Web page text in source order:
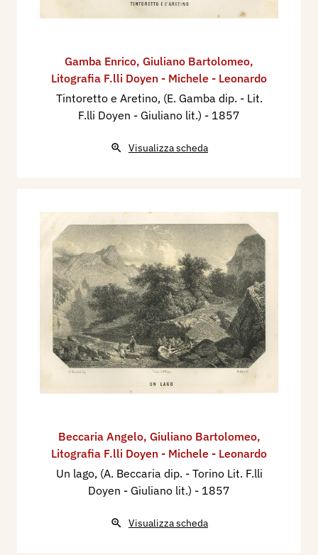
Gamba Enrico, Giuliano Bartolomeo,
Litografia F.lli Doyen - Michele - Leonardo
Tintoretto e Aretino, (E. Gamba dip. - Lit.
F.lli Doyen - Giuliano lit.) - 1857
Visualizza scheda
Beccaria Angelo, Giuliano Bartolomeo,
Litografia F.lli Doyen - Michele - Leonardo
Un lago, (A. Beccaria dip. - Torino Lit. F.lli
Doyen - Giuliano lit.) - 1857
Visualizza scheda